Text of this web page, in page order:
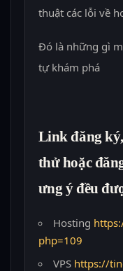
thuật các lỗi về
Đó là những gì
tự khám phá
Link đăng
thử hoặc
ưng ý đều
Hosting
php=109
VPS https://